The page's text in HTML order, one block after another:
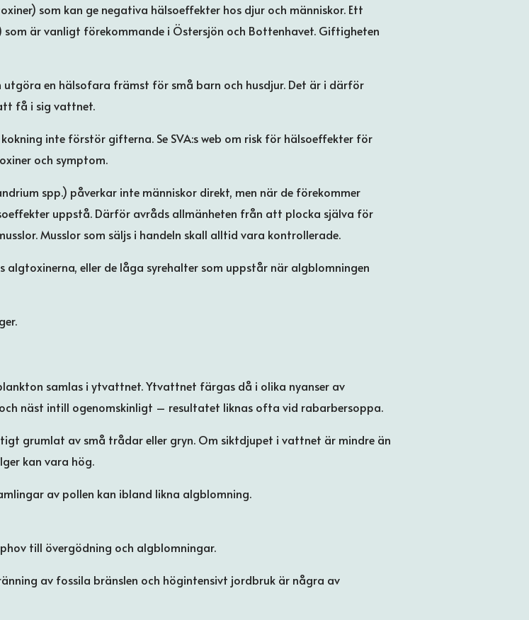
som kan ge negativa hälsoeffekter hos djur och människor. Ett
är vanligt förekommande i Östersjön och Bottenhavet. Giftigheten
en hälsofara främst för små barn och husdjur. Det är i därför
få i sig vattnet.
inte förstör gifterna. Se SVA:s web om risk för hälsoeffekter för
och symptom.
spp.) påverkar inte människor direkt, men när de förekommer
uppstå. Därför avråds allmänheten från att plocka själva för
Musslor som säljs i handeln skall alltid vara kontrollerade.
eller de låga syrehalter som uppstår när algblomningen
samlas i ytvattnet. Ytvattnet färgas då i olika nyanser av
näst intill ogenomskinligt – resultatet liknas ofta vid rabarbersoppa.
grumlat av små trådar eller gryn. Om siktdjupet i vattnet är mindre än
kan vara hög.
av pollen kan ibland likna algblomning.
till övergödning och algblomningar.
av fossila bränslen och högintensivt jordbruk är några av